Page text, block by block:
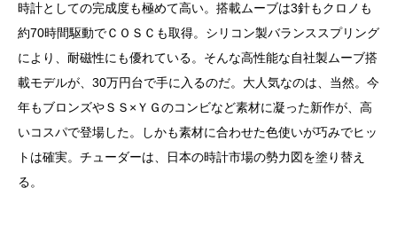
時計としての完成度も極めて高い。搭載ムーブは3針もクロノも
約70時間駆動でＣＯＳＣも取得。シリコン製バランススプリング
により、耐磁性にも優れている。そんな高性能な自社製ムーブ搭
載モデルが、30万円台で手に入るのだ。大人気なのは、当然。今
年もブロンズやＳＳ×ＹＧのコンビなど素材に凝った新作が、高
いコスパで登場した。しかも素材に合わせた色使いが巧みでヒッ
トは確実。チューダーは、日本の時計市場の勢力図を塗り替え
る。